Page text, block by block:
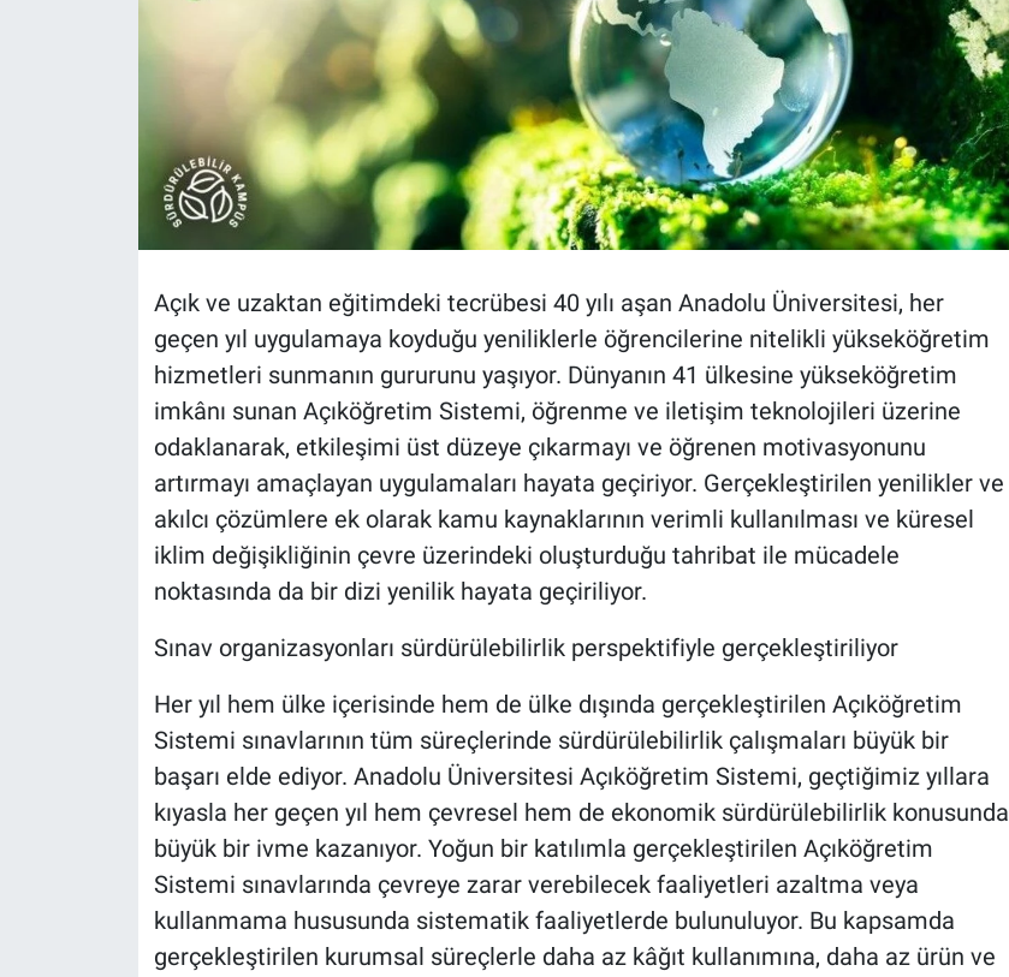
Açık ve uzaktan eğitimdeki tecrübesi 40 yılı aşan Anadolu Üniversitesi, her
geçen yıl uygulamaya koyduğu yeniliklerle öğrencilerine nitelikli yükseköğretim
hizmetleri sunmanın gururunu yaşıyor. Dünyanın 41 ülkesine yükseköğretim
imkânı sunan Açıköğretim Sistemi, öğrenme ve iletişim teknolojileri üzerine
odaklanarak, etkileşimi üst düzeye çıkarmayı ve öğrenen motivasyonunu
artırmayı amaçlayan uygulamaları hayata geçiriyor. Gerçekleştirilen yenilikler ve
akılcı çözümlere ek olarak kamu kaynaklarının verimli kullanılması ve küresel
iklim değişikliğinin çevre üzerindeki oluşturduğu tahribat ile mücadele
noktasında da bir dizi yenilik hayata geçiriliyor.
Sınav organizasyonları sürdürülebilirlik perspektifiyle gerçekleştiriliyor
Her yıl hem ülke içerisinde hem de ülke dışında gerçekleştirilen Açıköğretim
Sistemi sınavlarının tüm süreçlerinde sürdürülebilirlik çalışmaları büyük bir
başarı elde ediyor. Anadolu Üniversitesi Açıköğretim Sistemi, geçtiğimiz yıllara
kıyasla her geçen yıl hem çevresel hem de ekonomik sürdürülebilirlik konusunda
büyük bir ivme kazanıyor. Yoğun bir katılımla gerçekleştirilen Açıköğretim
Sistemi sınavlarında çevreye zarar verebilecek faaliyetleri azaltma veya
kullanmama hususunda sistematik faaliyetlerde bulunuluyor. Bu kapsamda
gerçekleştirilen kurumsal süreçlerle daha az kâğıt kullanımına, daha az ürün ve
Magazin
Bilim ve Teknoloji